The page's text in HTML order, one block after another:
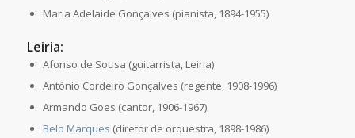
Maria Adelaide Gonçalves (pianista, 1894-1955)
Leiria:
Afonso de Sousa (guitarrista, Leiria)
António Cordeiro Gonçalves (regente, 1908-1996)
Armando Goes (cantor, 1906-1967)
Belo Marques (diretor de orquestra, 1898-1986)